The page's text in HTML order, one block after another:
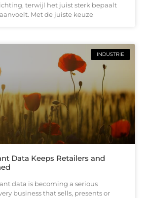
terwijl het juist sterk bepaalt
Met de juiste keuze
INDUSTRIE
Data Keeps Retailers and
data is becoming a serious
business that sells, presents or